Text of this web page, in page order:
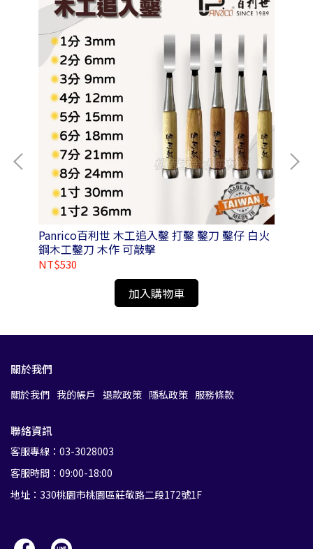
Panrico百利世 木工追入鑿 打鑿 鑿刀 鑿仔 白火
鋼木工鑿刀 木作 可敲擊
NT$530
加入購物車
關於我們
關於我們 我的帳戶 退款政策 隱私政策 服務條款
聯絡資訊
客服專線：03-3028003
客服時間：09:00-18:00
地址：330桃園市桃園區莊敬路二段172號1F